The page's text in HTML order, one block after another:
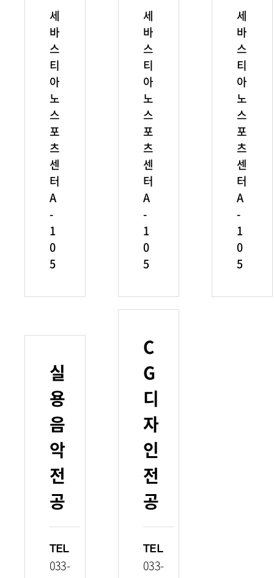
세
바
스
티
아
노
스
포
츠
센
터
A
-
1
0
5
세
바
스
티
아
노
스
포
츠
센
터
A
-
1
0
5
세
바
스
티
아
노
스
포
츠
센
터
A
-
1
0
5
실
용
음
악
전
공
TEL
033-
C
G
디
자
인
전
공
TEL
033-